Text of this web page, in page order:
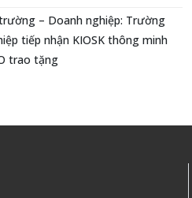
– Doanh nghiệp: Trường
tiếp nhận KIOSK thông minh
trao tặng